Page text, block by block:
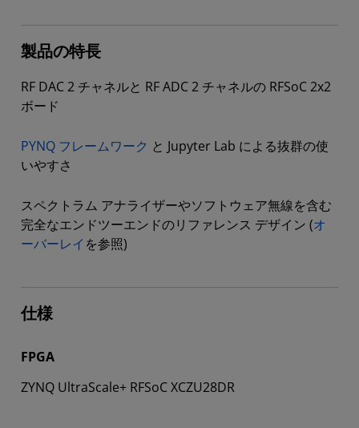
製品の特長
RF DAC 2 チャネルと RF ADC 2 チャネルの RFSoC 2x2
ボード
PYNQ フレームワーク と Jupyter Lab による抜群の使
いやすさ
スペクトラム アナライザーやソフトウェア無線を含む
完全なエンドツーエンドのリファレンス デザイン (オ
ーバーレイ を参照)
仕様
FPGA
ZYNQ UltraScale+ RFSoC XCZU28DR